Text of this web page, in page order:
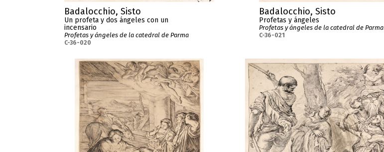
Badalocchio, Sisto
Un profeta y dos ángeles con un
incensario
Profetas y ángeles de la catedral de Parma
C-36-020
Badalocchio, Sisto
Profetas y ángeles
Profetas y ángeles de la catedral de Parma
C-36-021